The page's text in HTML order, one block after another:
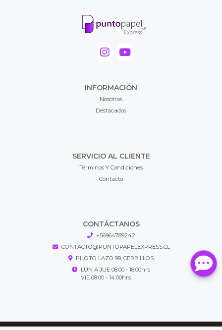
INFORMACIÓN
Nosotros
Destacados
SERVICIO AL CLIENTE
Términos Y Condiciones
Contacto
CONTÁCTANOS
+56964789242
CONTACTO@PUNTOPAPELEXPRESS.CL
PILOTO LAZO 99, CERRILLOS
LUN A JUE 08:00 - 18:00hrs
VIE 08:00 - 14:00hrs